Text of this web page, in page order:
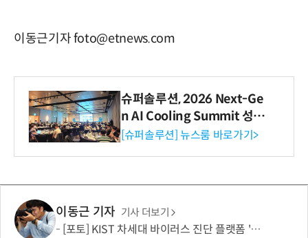
이동근기자 foto@etnews.com
슈퍼솔루션, 2026 Next-Ge
n AI Cooling Summit 성황
리 성료
[슈퍼솔루션] 뉴스룸 바로가기>
이동근 기자 기사 더보기
[포토] KIST 차세대 바이러스 진단 플랫폼 '퓨전 어세이' 개발